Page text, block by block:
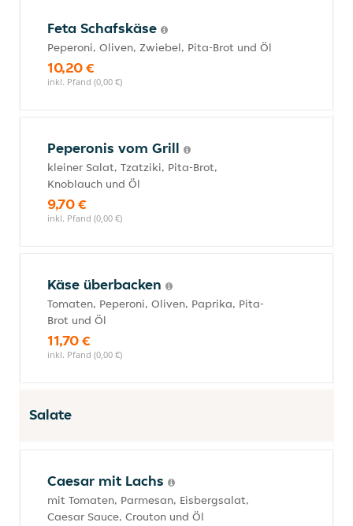
Feta Schafskäse
Peperoni, Oliven, Zwiebel, Pita-Brot und Öl
10,20 €
inkl. Pfand (0,00 €)
Peperonis vom Grill
kleiner Salat, Tzatziki, Pita-Brot,
Knoblauch und Öl
9,70 €
inkl. Pfand (0,00 €)
Käse überbacken
Tomaten, Peperoni, Oliven, Paprika, Pita-
Brot und Öl
11,70 €
inkl. Pfand (0,00 €)
Salate
Caesar mit Lachs
mit Tomaten, Parmesan, Eisbergsalat,
Caesar Sauce, Crouton und Öl